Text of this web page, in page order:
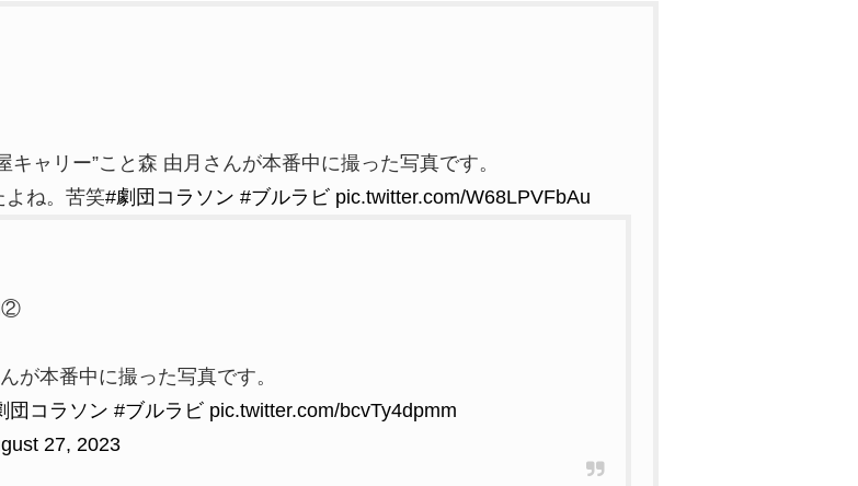
ャリー”こと森 由月さんが本番中に撮った写真です。
よね。苦笑#劇団コラソン #ブルラビ pic.twitter.com/W68LPVFbAu
②
が本番中に撮った写真です。
団コラソン #ブルラビ pic.twitter.com/bcvTy4dpmm
27, 2023